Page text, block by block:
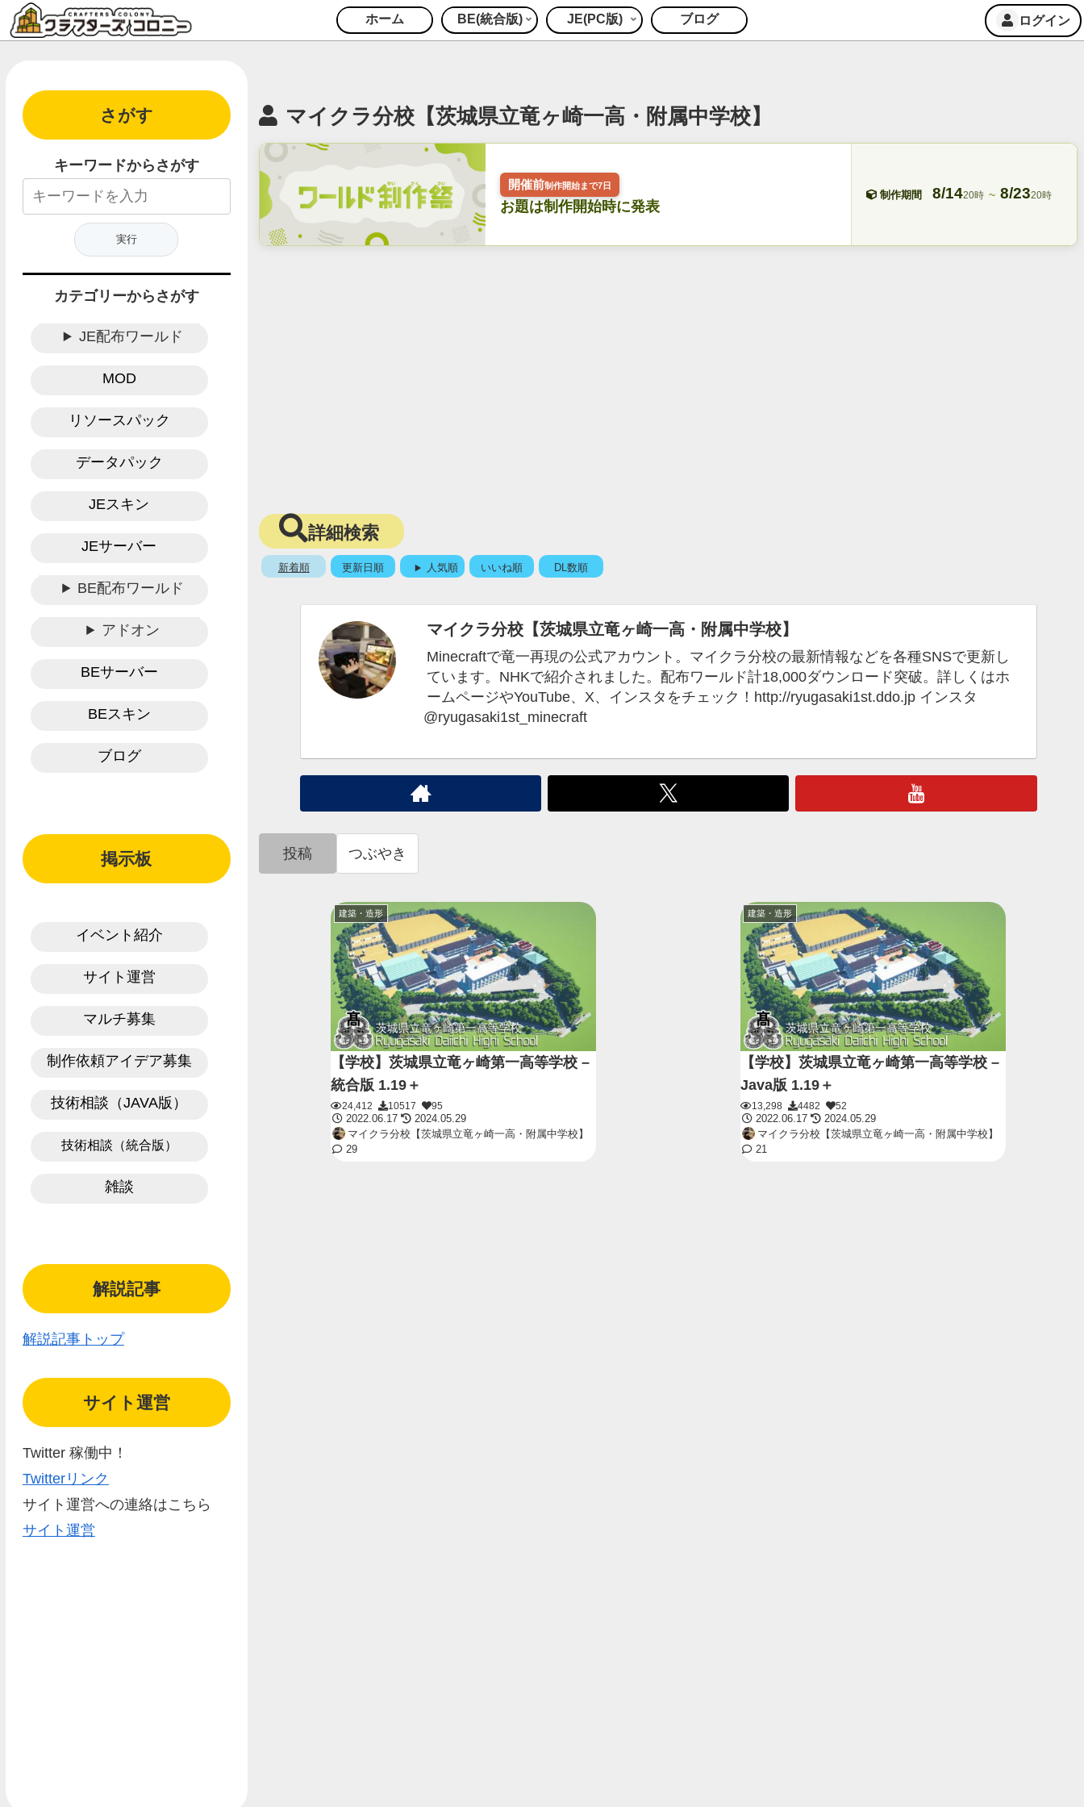
ホーム BE(統合版) JE(PC版) ブログ ログイン
マイクラ分校【茨城県立竜ヶ崎一高・附属中学校】
開催前制作開始まで7日
お題は制作開始時に発表
制作期間 8/1420時 ~ 8/2320時
詳細検索
新着順 更新日順 人気順 いいね順 DL数順
マイクラ分校【茨城県立竜ヶ崎一高・附属中学校】
Minecraftで竜一再現の公式アカウント。マイクラ分校の最新情報などを各種SNSで更新し
ています。NHKで紹介されました。配布ワールド計18,000ダウンロード突破。詳しくはホ
ームページやYouTube、X、インスタをチェック！http://ryugasaki1st.ddo.jp インスタ
@ryugasaki1st_minecraft
投稿 つぶやき
建築・造形
【学校】茨城県立竜ヶ崎第一高等学校 –
統合版 1.19＋
24,412 10517
95
2022.06.17
2024.05.29
マイクラ分校【茨城県立竜ヶ崎一高・附属中学校】
29
建築・造形
【学校】茨城県立竜ヶ崎第一高等学校 –
Java版 1.19＋
13,298 4482
52
2022.06.17
2024.05.29
マイクラ分校【茨城県立竜ヶ崎一高・附属中学校】
21
さがす
キーワードからさがす
カテゴリーからさがす
JE配布ワールド
MOD
リソースパック
データパック
JEスキン
JEサーバー
BE配布ワールド
アドオン
BEサーバー
BEスキン
ブログ
掲示板
イベント紹介
サイト運営
マルチ募集
制作依頼アイデア募集
技術相談（JAVA版）
技術相談（統合版）
雑談
解説記事
解説記事トップ
サイト運営
Twitter 稼働中！
Twitterリンク
サイト運営への連絡はこちら
サイト運営